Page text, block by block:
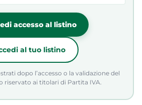
accesso al listino
al tuo listino
dopo l’accesso o la validazione del
riservato ai titolari di Partita IVA.